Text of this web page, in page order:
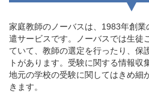
家庭教師のノーバスは、1983年創
遣サービスです。ノーバスでは生徒
ていて、教師の選定を行ったり、保
トがあります。受験に関する情報収
地元の学校の受験に関してはきめ細
きます。